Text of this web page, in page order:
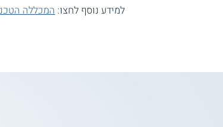
למידע נוסף לחצו: המכללה